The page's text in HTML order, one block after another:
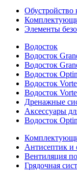
Обустройство
Элементы
Водосток
Водосток
Водосток
Водосток
Водосток
Водосток
Дренажные
Аксессуары
Водосток
Антисептик и
Вентиляция
Грядочная